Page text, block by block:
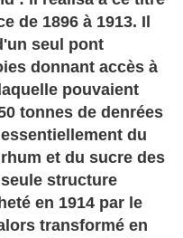
de 1896 à 1913. Il
seul pont
donnant accès à
pouvaient
tonnes de denrées
du
et du sucre des
structure
en 1914 par le
transformé en